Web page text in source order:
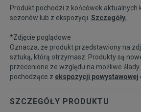
Powiadom o
M
Powiadom o
dostępności
Produkt pochodzi z końcówek aktualnych
sezonów lub z ekspozycji. Szczegóły.
*Zdjęcie poglądowe
Oznacza, że produkt przedstawiony na
sztuką, którą otrzymasz. Produkty są
przecenione ze względu na możliwe
pochodzące z ekspozycji powystawowej
SZCZEGÓŁY PRODUKTU